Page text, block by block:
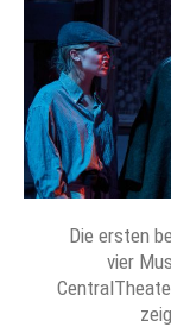
Die ersten
vier